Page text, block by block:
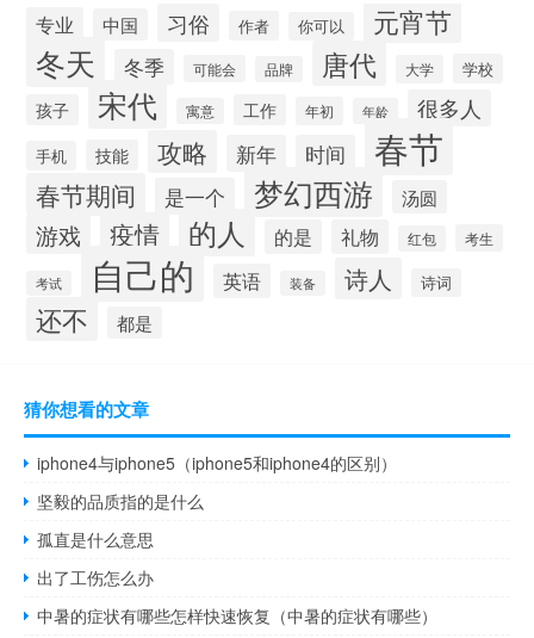
专业 中国 习俗 作者 你可以 元宵节
冬天 冬季 可能会 品牌 唐代 大学 学校
孩子 宋代 寓意 工作 年初 年龄 很多人
手机 技能 攻略 新年 时间 春节
春节期间 是一个 梦幻西游 汤圆
游戏 疫情 的人 的是 礼物 红包 考生
考试 自己的 英语 装备 诗人 诗词
还不 都是
猜你想看的文章
iphone4与iphone5（iphone5和iphone4的区别）
坚毅的品质指的是什么
孤直是什么意思
出了工伤怎么办
中暑的症状有哪些怎样快速恢复（中暑的症状有哪些）